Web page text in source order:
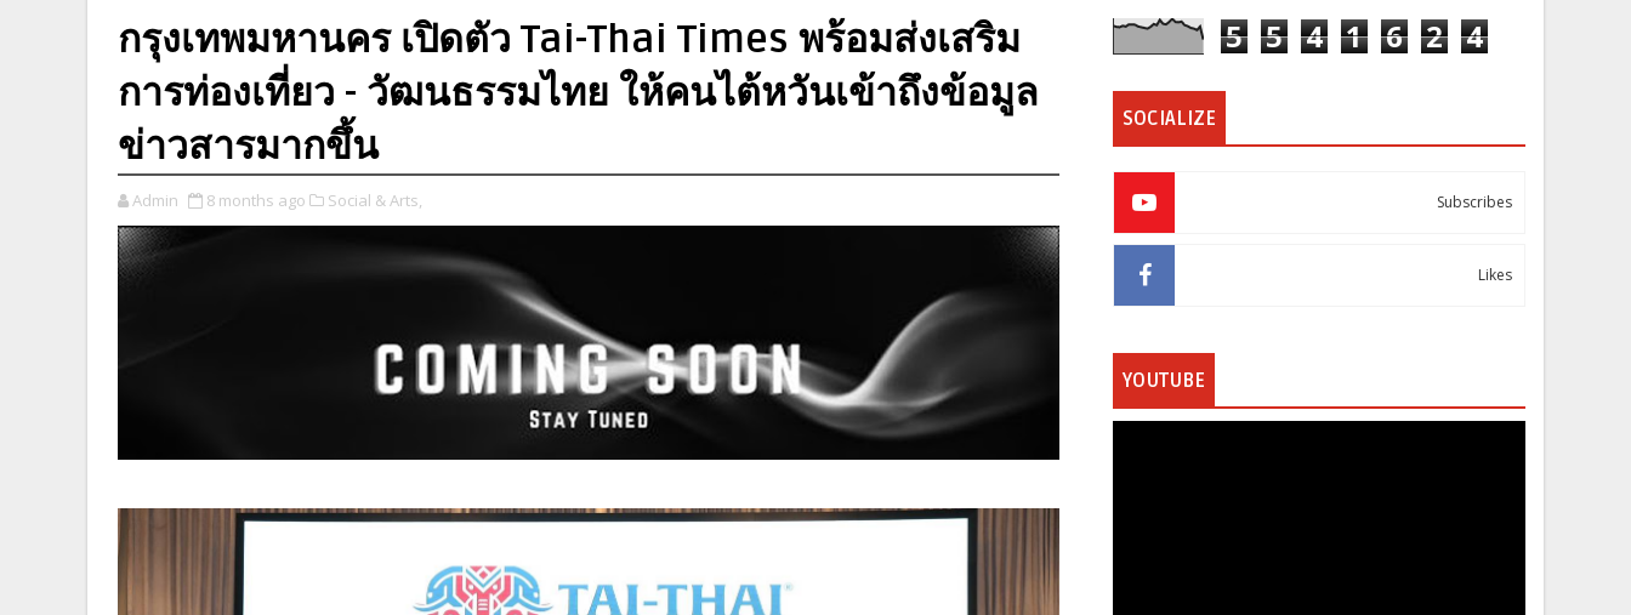
กรุงเทพมหานคร เปิดตัว Tai-Thai Times พร้อมส่งเสริม
การท่องเที่ยว - วัฒนธรรมไทย ให้คนไต้หวันเข้าถึงข้อมูล
ข่าวสารมากขึ้น
Admin 8 months ago Social & Arts,
5 5 4 1 6 2 4
SOCIALIZE
Subscribes
Likes
YOUTUBE